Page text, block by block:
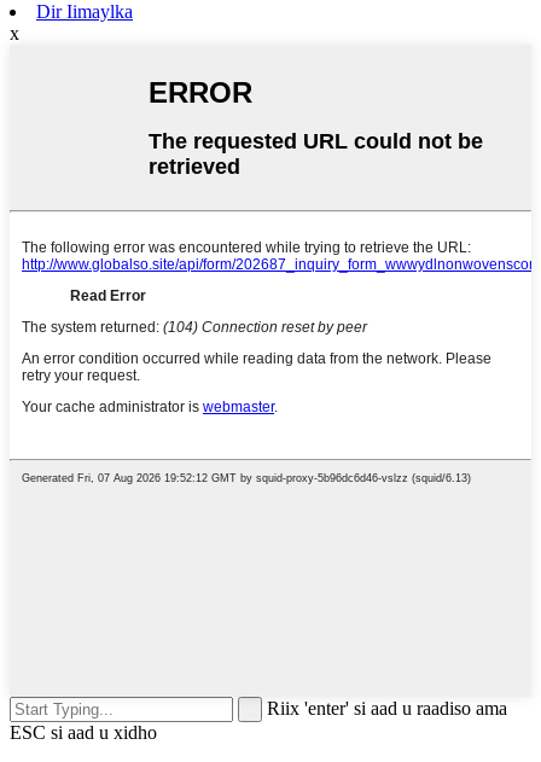
Dir Iimaylka
x
Riix 'enter' si aad u raadiso ama
ESC si aad u xidho